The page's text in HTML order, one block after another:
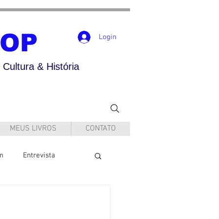
& História
Login
MEUS LIVROS CONTATO
Entrevista